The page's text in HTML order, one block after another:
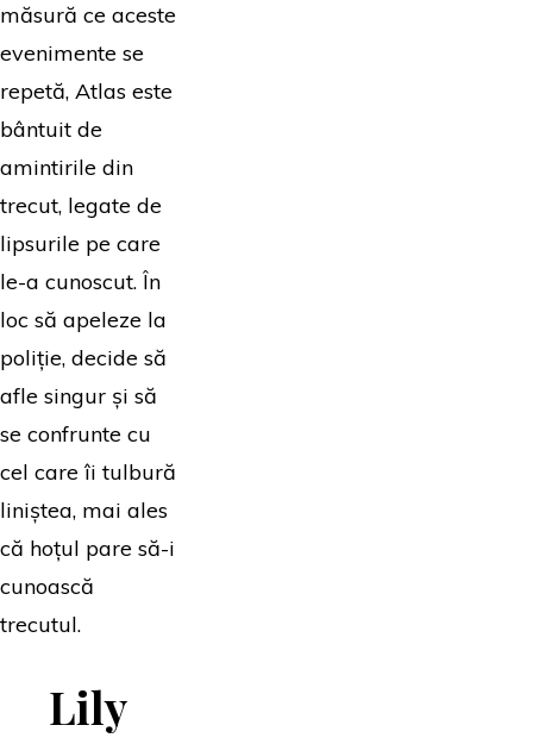
măsură ce aceste
evenimente se
repetă, Atlas este
bântuit de
amintirile din
trecut, legate de
lipsurile pe care
le-a cunoscut. În
loc să apeleze la
poliție, decide să
afle singur și să
se confrunte cu
cel care îi tulbură
liniștea, mai ales
că hoțul pare să-i
cunoască
trecutul.
Lily